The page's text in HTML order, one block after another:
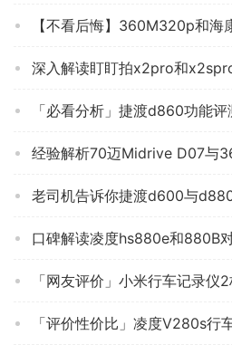
深入解读盯盯拍x2pro和
「必看分析」捷渡d860功能
口碑解读凌度hs880e和880B